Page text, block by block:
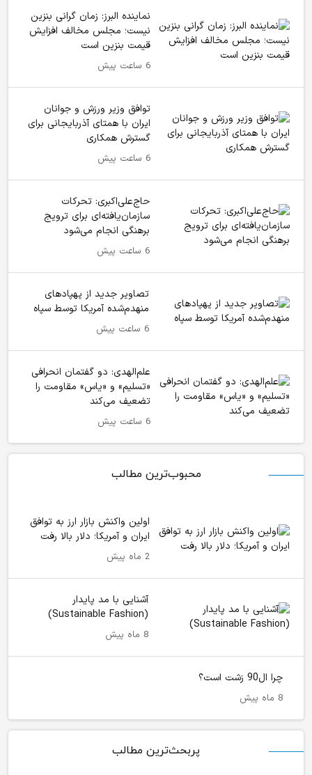
نماینده البرز: زمان گرانی بنزین
نیست؛ مجلس مخالف افزایش
قیمت بنزین است
6 ساعت پیش
توافق وزیر ورزش و جوانان
ایران با همتای آذربایجانی برای
گسترش همکاری
6 ساعت پیش
حاج‌علی‌اکبری: تحرکات
سازمان‌یافته‌ای برای ترویج
برهنگی انجام می‌شود
6 ساعت پیش
تصاویر جدید از پهپادهای
منهدم‌شده آمریکا توسط سپاه
6 ساعت پیش
علم‌الهدی: دو گفتمان انحرافی
«تسلیم» و «یاس» مقاومت را
تضعیف می‌کند
6 ساعت پیش
محبوب‌ترین مطالب
اولین واکنش بازار ارز به توافق
ایران و آمریکا؛ دلار بالا رفت
2 ماه پیش
آشنایی با مد پایدار
(Sustainable Fashion)
8 ماه پیش
چرا ال90 زشت است؟
8 ماه پیش
پربحث‌ترین مطالب